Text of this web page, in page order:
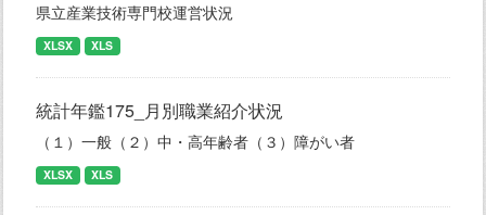
県立産業技術専門校運営状況
XLSX XLS
統計年鑑175_月別職業紹介状況
（１）一般（２）中・高年齢者（３）障がい者
XLSX XLS